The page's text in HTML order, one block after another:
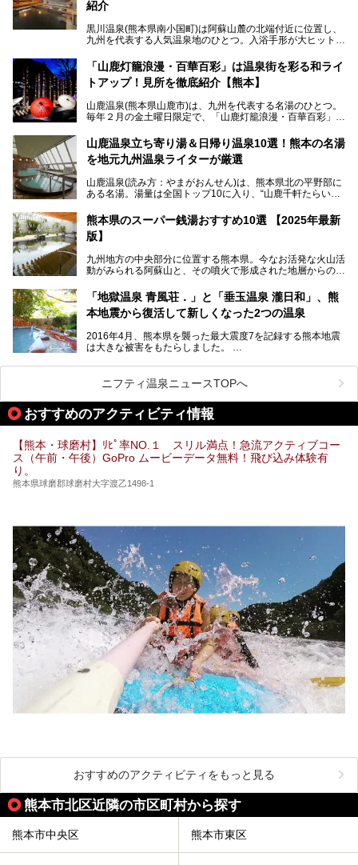
紹介
黒川温泉(熊本県南小国町)は阿蘇山麓の北端付近に位置し、
九州を代表する人気温泉地のひとつ。入浴手形が大ヒット
す。
中でも「耕きち(こうきち)の湯」は露天風呂を持たないもの
り一度廃業しましたが、2024年10月に営業再開。数多くの
温泉ファンに注目される名湯です。
今回は再開した耕きちの湯を訪問し、全浴室(男女別大浴
「山鹿灯籠浪漫・百華百彩」は温泉街を彩る和ライ
トアップ！見所を徹底紹介【熊本】
山鹿温泉(熊本県山鹿市)は、九州を代表する名湯のひとつ。
毎年２月の金土曜日限定で、「山鹿灯籠浪漫・百華百彩」
ます。和傘や竹、ろうそくなどを用いて、和情緒たっぷりの
ライトアップが無料で楽しめます。
日、の合計8日間開催。今回は地元九州在住の筆者が、その
見所を徹底紹介。併せて、その他イベントや立ち寄り湯も併
山鹿温泉立ち寄り湯＆日帰り温泉10選！熊本の名湯
を地元九州温泉ライターが厳選
山鹿温泉(読み方：やまがおんせん)は、熊本県北の平野部に
ある名湯。湯量は全国トップ10に入り、“山鹿千軒たらいな
泉質であり、お湯の良さにも定評があります。
今回は地元九州の温泉ライターの私が実際に入浴した中か
設・家族風呂の3パターンに分類し、合計10施設を厳選して
ご紹介。ぜひ、湯めぐりの参考にして下さいね！
熊本県のスーパー銭湯おすすめ10選 【2025年最新
版】
九州地方の中央部分に位置する熊本県。今なお活発な火山活
動がみられる阿蘇山と、その噴火で形成された地層からの湧
す。
そんな熊本県は、県内の至るところから温泉が湧いている温
泉県でもあります。山鹿温泉、玉名温泉、黒川温泉、人吉温
出すスーパー銭湯が豊富です。なかでも注目のスーパー銭湯
をピックアップしました。
「地獄温泉 青風荘．」と「垂玉温泉 瀧日和」、熊
本地震から復活して新しくなった2つの温泉
2016年4月、熊本県を襲った最大震度7を記録する熊本地震
は大きな被害をもたらしました。
阿蘇山麓の南阿蘇村の「地獄温泉 清風荘」、そして「清風
荘」から400mほど離れた「垂玉（たるたま）温泉 山口旅
館」の2軒は、この地震による土砂崩れなどのために、一時
期は孤立状態に。もしかしたらこの時のニュースで、「地獄
温泉」と「垂玉温泉」の名前を知った人もいるかもしれませ
ん。
この2軒は今どうなっているのでしょうか。実は現在は「地
獄温泉 青風荘．」「垂玉温泉 瀧日和」として営業を再開し
します。
ニフティ温泉ニュースTOPへ
おすすめのアクティビティ情報
【熊本・球磨村】ﾘﾋﾟ率NO.１ スリル満点！急流アクティブコー
ス（午前・午後）GoPro ムービーデータ無料！飛び込み体験有
り。
熊本県球磨郡球磨村大字渡乙1498-1
おすすめのアクティビティをもっと見る
熊本市北区近隣の市区町村から探す
熊本市中央区 熊本市東区